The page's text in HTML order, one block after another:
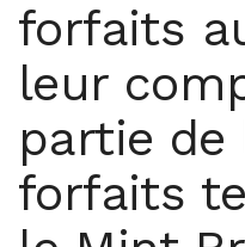
forfaits
leur
partie de
forfaits